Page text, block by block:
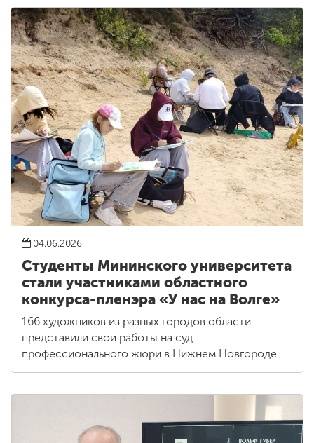
04.06.2026
Студенты Мининского университета
стали участниками областного
конкурса-пленэра «У нас на Волге»
166 художников из разных городов области
представили свои работы на суд
профессионального жюри в Нижнем Новгороде